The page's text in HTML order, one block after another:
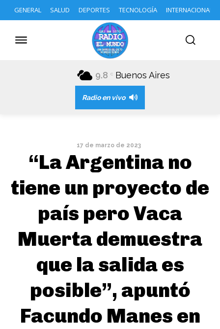
GENERAL SALUD DEPORTES TECNOLOGÍA INTERNACIONAL
9.8 C Buenos Aires
Radio en vivo
17 de marzo de 2023
“La Argentina no
tiene un proyecto de
país pero Vaca
Muerta demuestra
que la salida es
posible”, apuntó
Facundo Manes en